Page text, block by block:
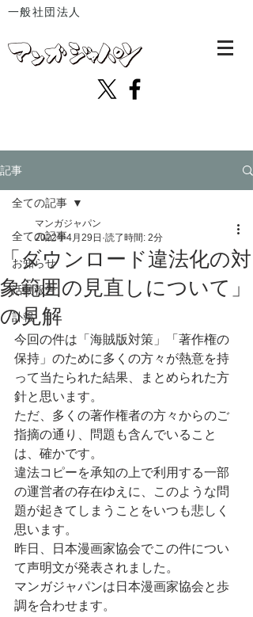
一般社団法人
記事
全ての記事
お知らせ
活動報告
訃報
全ての記事
「ダウンロード違法化の対
象範囲の見直しについて」
の見解
マンガジャパン
2022年4月29日 読了時間: 2分
今回の件は「海賊版対策」「著作権の
保持」のために多くの方々が熱意を持
って当たられた結果、まとめられた方
針と思います。
ただ、多くの著作権者の方々からのご
指摘の通り、問題も含んでいること
は、確かです。
違法コピーを承知の上で利用する一部
の運営者の存在ゆえに、このような問
題が起きてしまうことをいつも悲しく
思います。
昨日、日本漫画家協会でこの件につい
て声明文が発表されました。
マンガジャパンは日本漫画家協会と歩
調を合わせます。